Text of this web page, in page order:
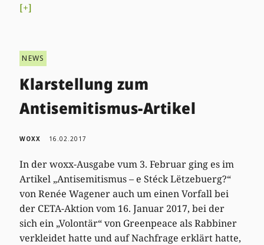
[+]
NEWS
Klarstellung zum
Antisemitismus-Artikel
WOXX 16.02.2017
In der woxx-Ausgabe vum 3. Februar ging es im
Artikel „Antisemitismus – e Stéck Lëtzebuerg?“
von Renée Wagener auch um einen Vorfall bei
der CETA-Aktion vom 16. Januar 2017, bei der
sich ein „Volontär“ von Greenpeace als Rabbiner
verkleidet hatte und auf Nachfrage erklärt hatte,